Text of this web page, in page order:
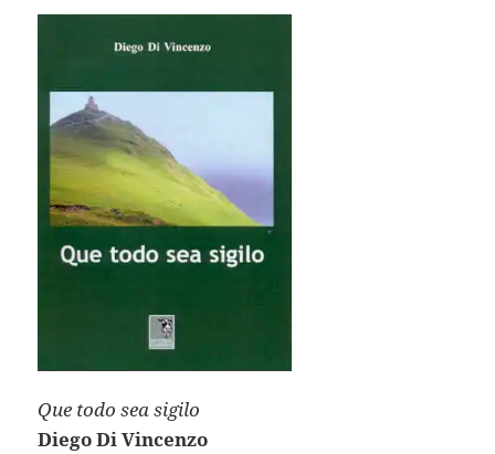
Que todo sea sigilo
Diego Di Vincenzo